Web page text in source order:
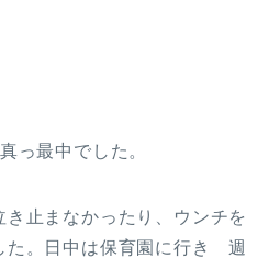
っ最中でした。
止まなかったり、ウンチを
た。日中は保育園に行き 週